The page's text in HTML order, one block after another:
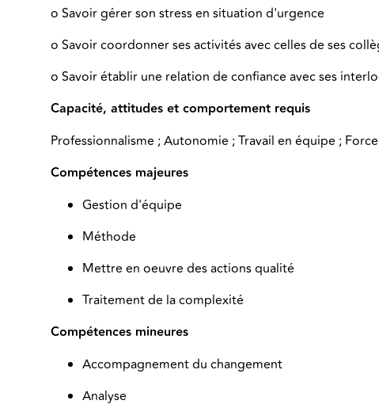
o Savoir gérer son stress en situation d'urgence
o Savoir coordonner ses activités avec celles de ses
o Savoir établir une relation de confiance avec ses
Capacité, attitudes et comportement requis
Professionnalisme ; Autonomie ; Travail en équipe ;
Compétences majeures
Gestion d'équipe
Méthode
Mettre en oeuvre des actions qualité
Traitement de la complexité
Compétences mineures
Accompagnement du changement
Analyse